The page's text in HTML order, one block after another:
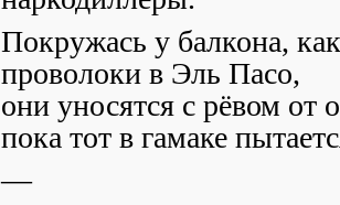
Покружась у балкона,
проволоки в Эль Пасо,
они уносятся с рёвом от
пока тот в гамаке
—